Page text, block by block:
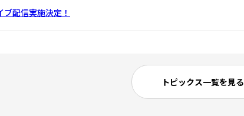
配信実施決定！
」にて衣裳展示＆ティザーチラシ配布決定！
トピックス一覧を見る